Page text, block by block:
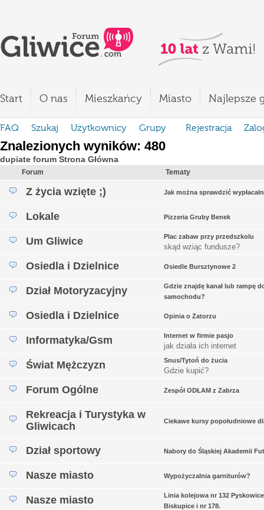
Start O nas Mieszkańcy Miasto Najlepsze
FAQ Szukaj Użytkownicy Grupy Rejestracja
Znalezionych wyników: 480
dupiate forum Strona Główna
Forum Tematy
Z życia wzięte ;) Jak można sprawdzić
Lokale Pizzeria Gruby Benek
Um Gliwice Plac zabaw przy przedszkolu
skąd wziąc fundusze?
Osiedla i Dzielnice Osiedle Bursztynowe 2
Dział Motoryzacyjny
Gdzie znajdę kanał lub rampę
samochodu?
Osiedla i Dzielnice Opinia o Zatorzu
Informatyka/Gsm Internet w firmie pasjo
jak działa ich internet
Świat Mężczyzn Snus/Tytoń do żucia
Gdzie kupić?
Forum Ogólne Zespół ODŁAM z Zabrza
Rekreacja i Turystyka w
Gliwicach
Ciekawe kursy popołudniowe
Dział sportowy Nabory do Śląskiej Akademii
Nasze miasto Wypożyczalnia garniturów?
Nasze miasto
Linia kolejowa nr 132
Biskupice i nr 178.